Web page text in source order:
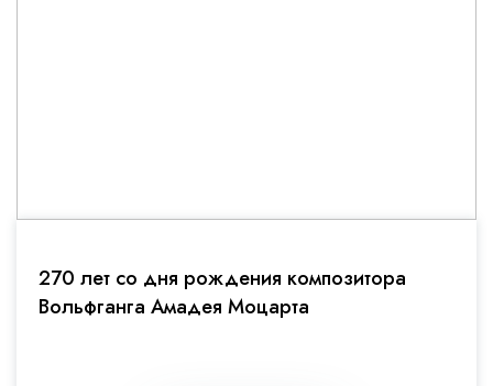
270 лет со дня рождения композитора
Вольфганга Амадея Моцарта